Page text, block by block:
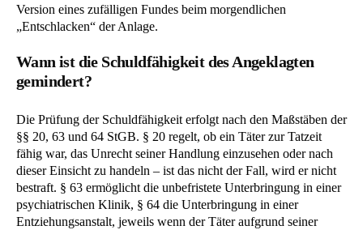
Version eines zufälligen Fundes beim morgendlichen
„Entschlacken“ der Anlage.
Wann ist die Schuldfähigkeit des Angeklagten
gemindert?
Die Prüfung der Schuldfähigkeit erfolgt nach den Maßstäben der
§§ 20, 63 und 64 StGB. § 20 regelt, ob ein Täter zur Tatzeit
fähig war, das Unrecht seiner Handlung einzusehen oder nach
dieser Einsicht zu handeln – ist das nicht der Fall, wird er nicht
bestraft. § 63 ermöglicht die unbefristete Unterbringung in einer
psychiatrischen Klinik, § 64 die Unterbringung in einer
Entziehungsanstalt, jeweils wenn der Täter aufgrund seiner